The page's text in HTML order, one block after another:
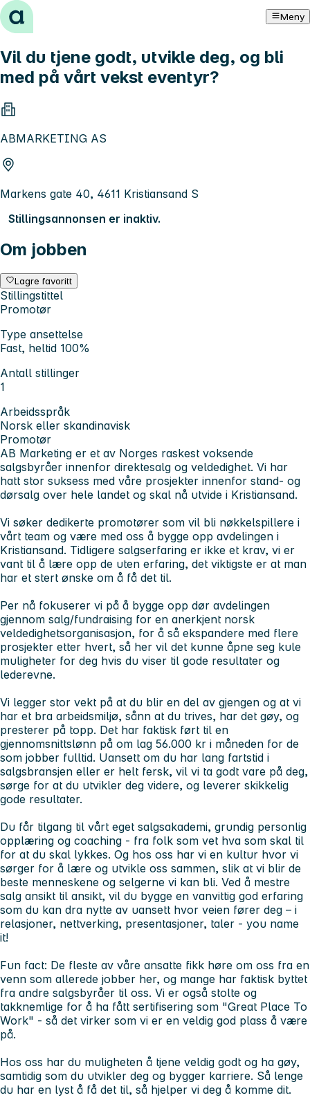
Hopp til innhold Meny
Vil du tjene godt, utvikle deg, og bli
med på vårt vekst eventyr?
ABMARKETING AS
Markens gate 40, 4611 Kristiansand S
Stillingsannonsen er inaktiv.
Om jobben
Lagre favoritt
Stillingstittel
Promotør
Type ansettelse
Fast, heltid 100%
Antall stillinger
1
Arbeidsspråk
Norsk eller skandinavisk
Promotør
AB Marketing er et av Norges raskest voksende
salgsbyråer innenfor direktesalg og veldedighet. Vi har
hatt stor suksess med våre prosjekter innenfor stand- og
dørsalg over hele landet og skal nå utvide i Kristiansand.
Vi søker dedikerte promotører som vil bli nøkkelspillere i
vårt team og være med oss å bygge opp avdelingen i
Kristiansand. Tidligere salgserfaring er ikke et krav, vi er
vant til å lære opp de uten erfaring, det viktigste er at man
har et stert ønske om å få det til.
Per nå fokuserer vi på å bygge opp dør avdelingen
gjennom salg/fundraising for en anerkjent norsk
veldedighetsorganisasjon, for å så ekspandere med flere
prosjekter etter hvert, så her vil det kunne åpne seg kule
muligheter for deg hvis du viser til gode resultater og
lederevne.
Vi legger stor vekt på at du blir en del av gjengen og at vi
har et bra arbeidsmiljø, sånn at du trives, har det gøy, og
presterer på topp. Det har faktisk ført til en
gjennomsnittslønn på om lag 56.000 kr i måneden for de
som jobber fulltid. Uansett om du har lang fartstid i
salgsbransjen eller er helt fersk, vil vi ta godt vare på deg,
sørge for at du utvikler deg videre, og leverer skikkelig
gode resultater.
Du får tilgang til vårt eget salgsakademi, grundig personlig
opplæring og coaching - fra folk som vet hva som skal til
for at du skal lykkes. Og hos oss har vi en kultur hvor vi
sørger for å lære og utvikle oss sammen, slik at vi blir de
beste menneskene og selgerne vi kan bli. Ved å mestre
salg ansikt til ansikt, vil du bygge en vanvittig god erfaring
som du kan dra nytte av uansett hvor veien fører deg – i
relasjoner, nettverking, presentasjoner, taler - you name
it!
Fun fact: De fleste av våre ansatte fikk høre om oss fra en
venn som allerede jobber her, og mange har faktisk byttet
fra andre salgsbyråer til oss. Vi er også stolte og
takknemlige for å ha fått sertifisering som "Great Place To
Work" - så det virker som vi er en veldig god plass å være
på.
Hos oss har du muligheten å tjene veldig godt og ha gøy,
samtidig som du utvikler deg og bygger karriere. Så lenge
du har en lyst å få det til, så hjelper vi deg å komme dit.